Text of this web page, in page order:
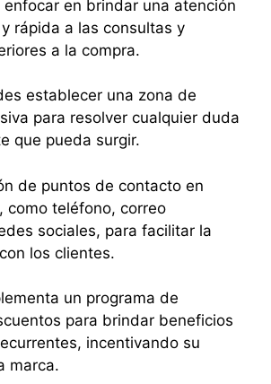
en brindar una atención
rápida a las consultas y
a la compra.
establecer una zona de
para resolver cualquier duda
que pueda surgir.
de puntos de contacto en
como teléfono, correo
sociales, para facilitar la
los clientes.
un programa de
para brindar beneficios
incentivando su
marca.